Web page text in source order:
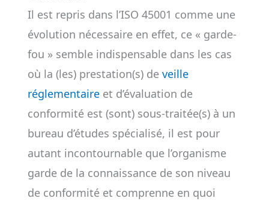
Il est repris dans l’ISO 45001 comme une
évolution nécessaire en effet, ce « garde-
fou » semble indispensable dans les cas
où la (les) prestation(s) de veille
réglementaireet d’évaluation de
conformité est (sont) sous-traitée(s) à un
bureau d’études spécialisé, il est pour
autant incontournable que l’organisme
garde de la connaissance de son niveau
de conformité et comprenne en quoi